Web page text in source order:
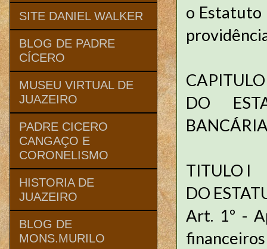
o Estatuto
DO
TITULO I
DO
Art. 1º -
SITE DANIEL WALKER
BLOG DE PADRE
CÍCERO
MUSEU VIRTUAL DE
JUAZEIRO
PADRE CICERO
CANGAÇO E
CORONELISMO
HISTORIA DE
JUAZEIRO
BLOG DE
MONS.MURILO